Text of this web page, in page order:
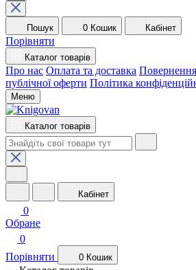
Пошук 0 Кошик Кабінет
Порівняти
Каталог товарів
Про нас Оплата та доставка Повернення
публічної оферти Політика
Меню
Каталог товарів
Кабінет
0
Обране
0
Порівняти
0 Кошик